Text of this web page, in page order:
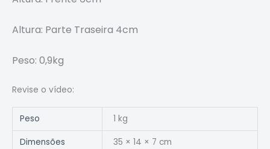
Altura: Parte Traseira 4cm
Peso: 0,9kg
Revise o vídeo:
Peso 1 kg
Dimensões 35 × 14 × 7 cm